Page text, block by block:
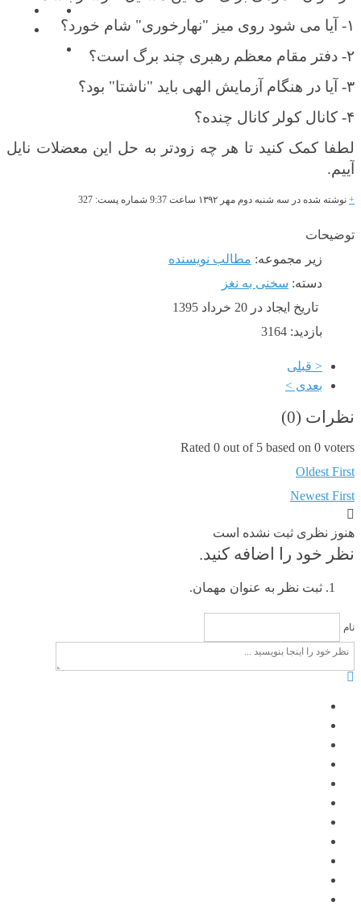
۱-
آیا می شود روی میز "نهارخوری" شام خورد؟
۲- دفتر مقام معظم رهبری چند برگ است؟
۳-
آیا در هنگام آزمایش الهی باید "ناشتا" بود؟
۴- کانال کولر کانال چنده؟
لطفا کمک کنید تا هر چه زودتر به حل این معضلات نایل
آییم.
+ نوشته شده در سه شنبه دوم مهر ۱۳۹۲ ساعت 9:37 شماره پست: 327
توضیحات
زیر مجموعه: مطالب نویسنده
دسته: سخنی به نغز
تاریخ ایجاد در 20 خرداد 1395
بازدید: 3164
< قبلی
بعدی >
نظرات (0
)
Rated 0 out of 5 based on 0 voters
Oldest First
Newest First
هنوز نظری ثبت نشده است
نظر خود را اضافه کنید.
ثبت نظر به عنوان مهمان.
نام